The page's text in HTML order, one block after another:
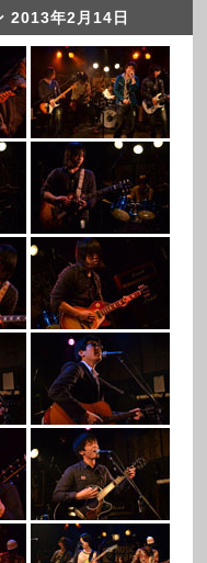
年2月14日